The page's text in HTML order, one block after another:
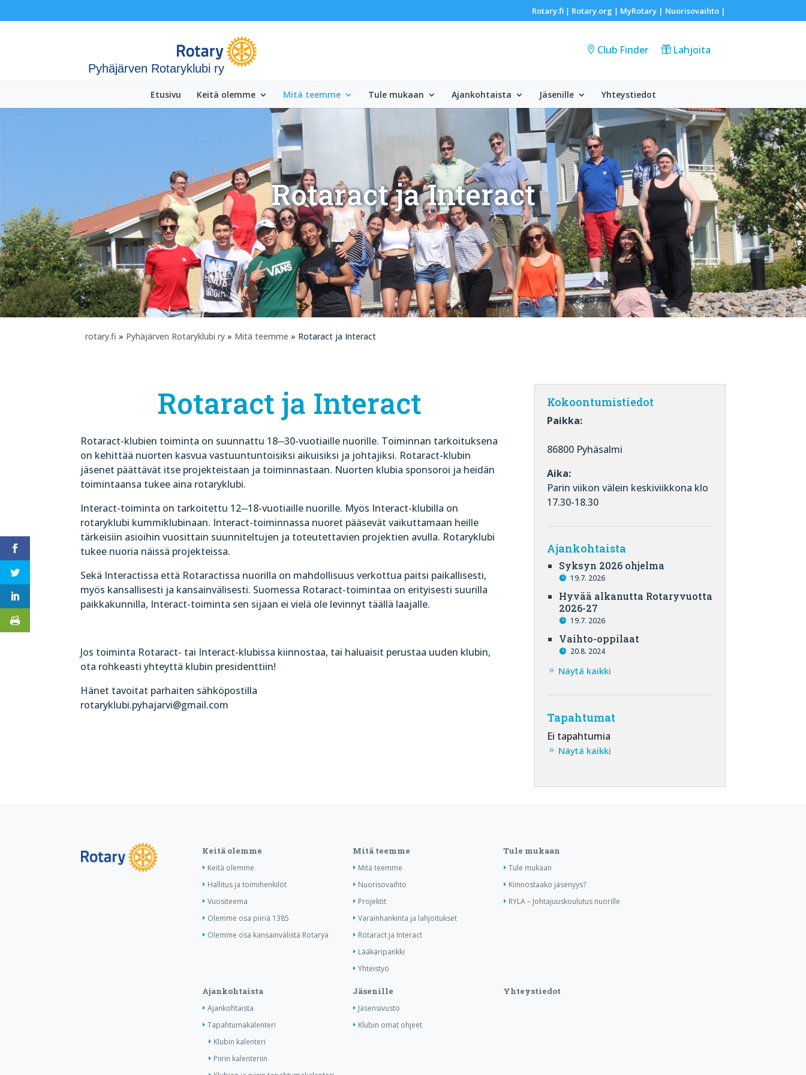
Rotary.fi| Rotary.org | MyRotary | Nuorisovaihto|
Pyhäjärven Rotaryklubi ry
Club Finder Lahjoita
Etusivu Keitä olemme Mitä teemme Tule mukaan Ajankohtaista Jäsenille Yhteystiedot
Rotaract ja Interact
rotary.fi » Pyhäjärven Rotaryklubi ry » Mitä teemme » Rotaract ja Interact
Rotaract ja Interact
Rotaract-klubien toiminta on suunnattu 18─30-vuotiaille nuorille. Toiminnan tarkoituksena
on kehittää nuorten kasvua vastuuntuntoisiksi aikuisiksi ja johtajiksi. Rotaract-klubin
jäsenet päättävät itse projekteistaan ja toiminnastaan. Nuorten klubia sponsoroi ja heidän
toimintaansa tukee aina rotaryklubi.
Interact-toiminta on tarkoitettu 12─18-vuotiaille nuorille. Myös Interact-klubilla on
rotaryklubi kummiklubinaan. Interact-toiminnassa nuoret pääsevät vaikuttamaan heille
tärkeisiin asioihin vuosittain suunniteltujen ja toteutettavien projektien avulla. Rotaryklubi
tukee nuoria näissä projekteissa.
Sekä Interactissa että Rotaractissa nuorilla on mahdollisuus verkottua paitsi paikallisesti,
myös kansallisesti ja kansainvälisesti. Suomessa Rotaract-toimintaa on erityisesti suurilla
paikkakunnilla, Interact-toiminta sen sijaan ei vielä ole levinnyt täällä laajalle.
Jos toiminta Rotaract- tai Interact-klubissa kiinnostaa, tai haluaisit perustaa uuden klubin,
ota rohkeasti yhteyttä klubin presidenttiin!
Hänet tavoitat parhaiten sähköpostilla
rotaryklubi.pyhajarvi@gmail.com
Kokoontumistiedot
Paikka:
86800 Pyhäsalmi
Aika:
Parin viikon välein keskiviikkona klo
17.30-18.30
Ajankohtaista
Syksyn 2026 ohjelma
19.7. 2026
Hyvää alkanutta Rotaryvuotta
2026-27
19.7. 2026
Vaihto-oppilaat
20.8. 2024
Näytä kaikki
Tapahtumat
Ei tapahtumia
Näytä kaikki
Keitä olemme
Keitä olemme
Hallitus ja toimihenkilöt
Vuositeema
Olemme osa piiriä 1385
Olemme osa kansainvälistä Rotarya
Mitä teemme
Mitä teemme
Nuorisovaihto
Projektit
Varainhankinta ja lahjoitukset
Rotaract ja Interact
Lääkäripankki
Yhteistyö
Tule mukaan
Tule mukaan
Kiinnostaako jäsenyys?
RYLA – Johtajuuskoulutus nuorille
Ajankohtaista
Ajankohtaista
Tapahtumakalenteri
Klubin kalenteri
Piirin kalenteriin
Jäsenille
Jäsensivusto
Klubin omat ohjeet
Yhteystiedot